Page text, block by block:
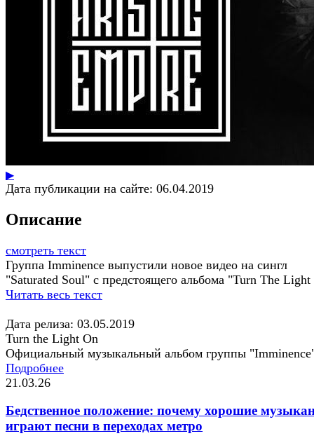
▶
Дата публикации на сайте: 06.04.2019
Описание
смотреть текст
Группа Imminence выпустили новое видео на сингл
"Saturated Soul" с предстоящего альбома "Turn The
Читать весь текст
Дата релиза: 03.05.2019
Turn the Light On
Официальный музыкальный альбом группы
Подробнее
21.03.26
Бедственное положение: почему хорошие
играют песни в переходах метро